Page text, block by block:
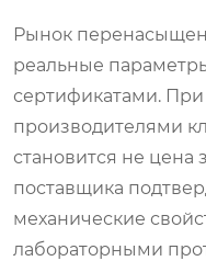
Рынок
реальные
сертификатами.
производителями
становится не цена
поставщика
механические
лабораторными